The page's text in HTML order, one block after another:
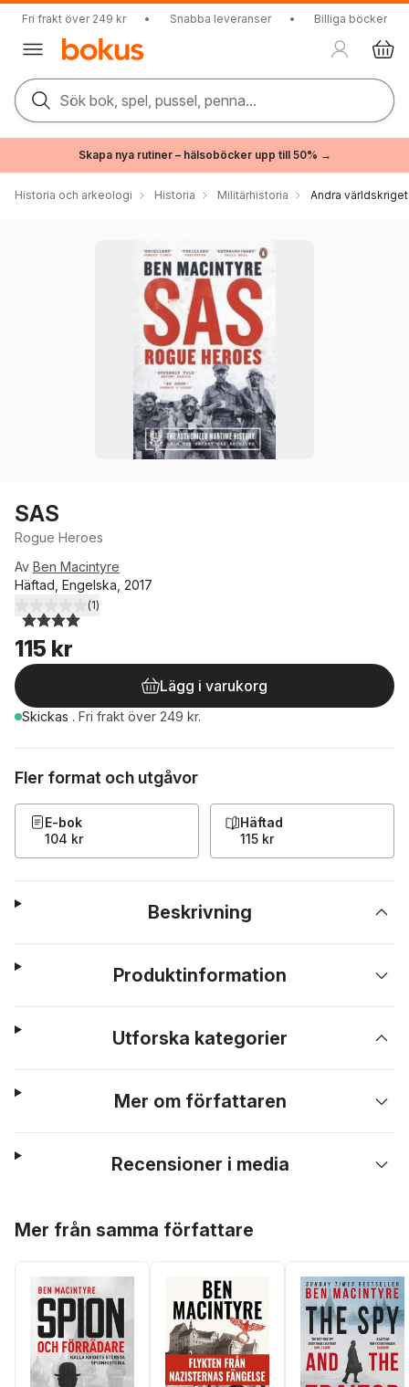
Fri frakt över 249 kr • Snabba leveranser • Billiga böcker
Sök bok, spel, pussel, penna...
Skapa nya rutiner – hälsoböcker upp till 50% →
Historia och arkeologi Historia Militärhistoria Andra världskriget
SAS
Rogue Heroes
Av Ben Macintyre
Häftad, Engelska, 2017
4,0utav 5 stjärnor. Totalt antal röster:
(1)
115 kr
Lägg i varukorg
Skickas . Fri frakt över 249 kr.
Fler format och utgåvor
E-bok
104 kr
Häftad
115 kr
Beskrivning
Produktinformation
Utforska kategorier
Mer om författaren
Recensioner i media
Mer från samma författare